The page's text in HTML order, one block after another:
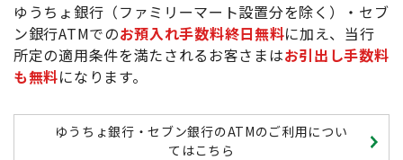
ゆうちょ銀行（ファミリーマート設置分を除く）・セブ
ン銀行ATMでのお預入れ手数料終日無料に加え、当行
所定の適用条件を満たされるお客さまはお引出し手数料
も無料になります。
ゆうちょ銀行・セブン銀行のATMのご利用につい
てはこちら